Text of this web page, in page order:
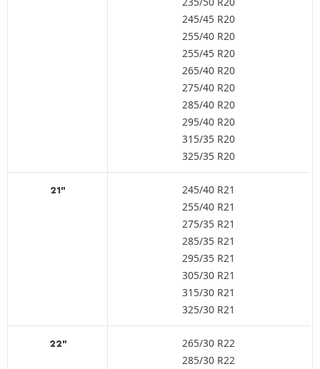
245/45 R20
255/40 R20
255/45 R20
265/40 R20
275/40 R20
285/40 R20
295/40 R20
315/35 R20
325/35 R20
21"
245/40 R21
255/40 R21
275/35 R21
285/35 R21
295/35 R21
305/30 R21
315/30 R21
325/30 R21
22"
265/30 R22
285/30 R22